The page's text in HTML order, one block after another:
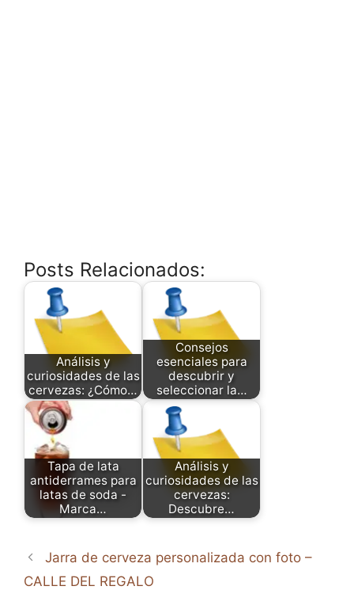
Posts Relacionados:
Análisis y
curiosidades de las
cervezas: ¿Cómo…
Consejos
esenciales para
descubrir y
seleccionar la…
Tapa de lata
antiderrames para
latas de soda -
Marca…
Análisis y
curiosidades de las
cervezas:
Descubre…
Jarra de cerveza personalizada con foto –
CALLE DEL REGALO